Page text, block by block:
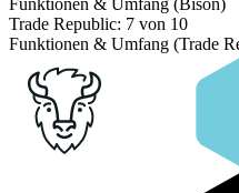
Funktionen & Umfang (Bison)
Trade Republic: 7 von 10
Funktionen & Umfang (Trade